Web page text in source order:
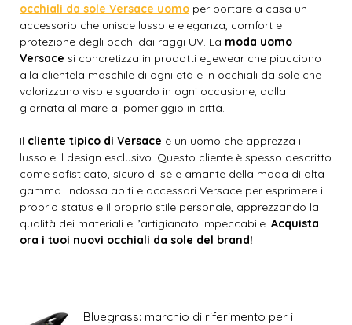
occhiali da sole Versace uomo per portare a casa un
accessorio che unisce lusso e eleganza, comfort e
protezione degli occhi dai raggi UV. La moda uomo
Versace si concretizza in prodotti eyewear che piacciono
alla clientela maschile di ogni età e in occhiali da sole che
valorizzano viso e sguardo in ogni occasione, dalla
giornata al mare al pomeriggio in città.
Il cliente tipico di Versace è un uomo che apprezza il
lusso e il design esclusivo. Questo cliente è spesso descritto
come sofisticato, sicuro di sé e amante della moda di alta
gamma. Indossa abiti e accessori Versace per esprimere il
proprio status e il proprio stile personale, apprezzando la
qualità dei materiali e l’artigianato impeccabile. Acquista
ora i tuoi nuovi occhiali da sole del brand!
Bluegrass: marchio di riferimento per i